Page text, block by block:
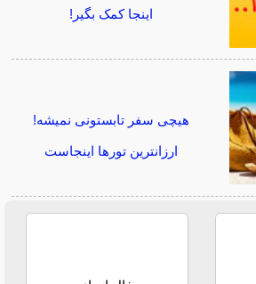
اینجا کمک بگیر!
هیچی سفر تابستونی نمیشه!
ارزانترین تورها اینجاست